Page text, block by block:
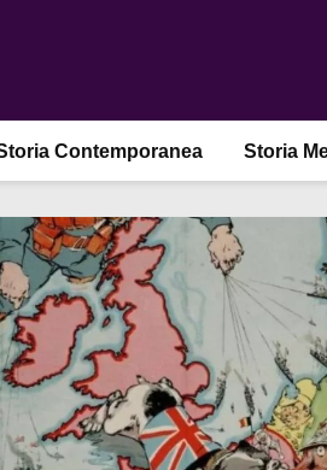
Contemporanea Storia